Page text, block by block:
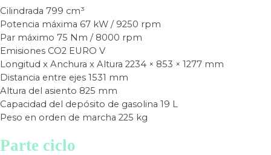
Cilindrada 799 cm³
Potencia máxima 67 kW / 9250 rpm
Par máximo 75 Nm / 8000 rpm
Emisiones CO2 EURO V
Longitud x Anchura x Altura 2234 × 853 × 1277 mm
Distancia entre ejes 1531 mm
Altura del asiento 825 mm
Capacidad del depósito de gasolina 19 L
Peso en orden de marcha 225 kg
Parte ciclo